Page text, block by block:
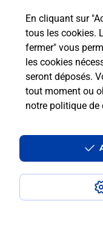
En cliquant sur
tous les cookies.
fermer" vous
les cookies
seront déposés.
tout moment ou
notre politique de
SOISSONS SAINT
Accessibilité :
Conditions
Mentions légales